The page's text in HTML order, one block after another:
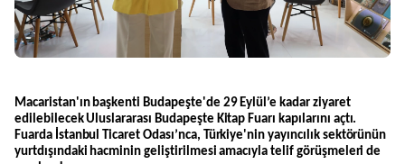
Macaristan'ın başkenti Budapeşte'de 29 Eylül’e kadar ziyaret
edilebilecek Uluslararası Budapeşte Kitap Fuarı kapılarını açtı.
Fuarda İstanbul Ticaret Odası’nca, Türkiye'nin yayıncılık sektörünün
yurtdışındaki hacminin geliştirilmesi amacıyla telif görüşmeleri de